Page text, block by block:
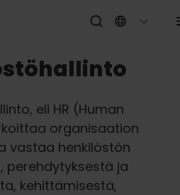
eli HR (Human
organisaation
vastaa henkilöstön
perehdytyksestä ja
kehittämisestä,